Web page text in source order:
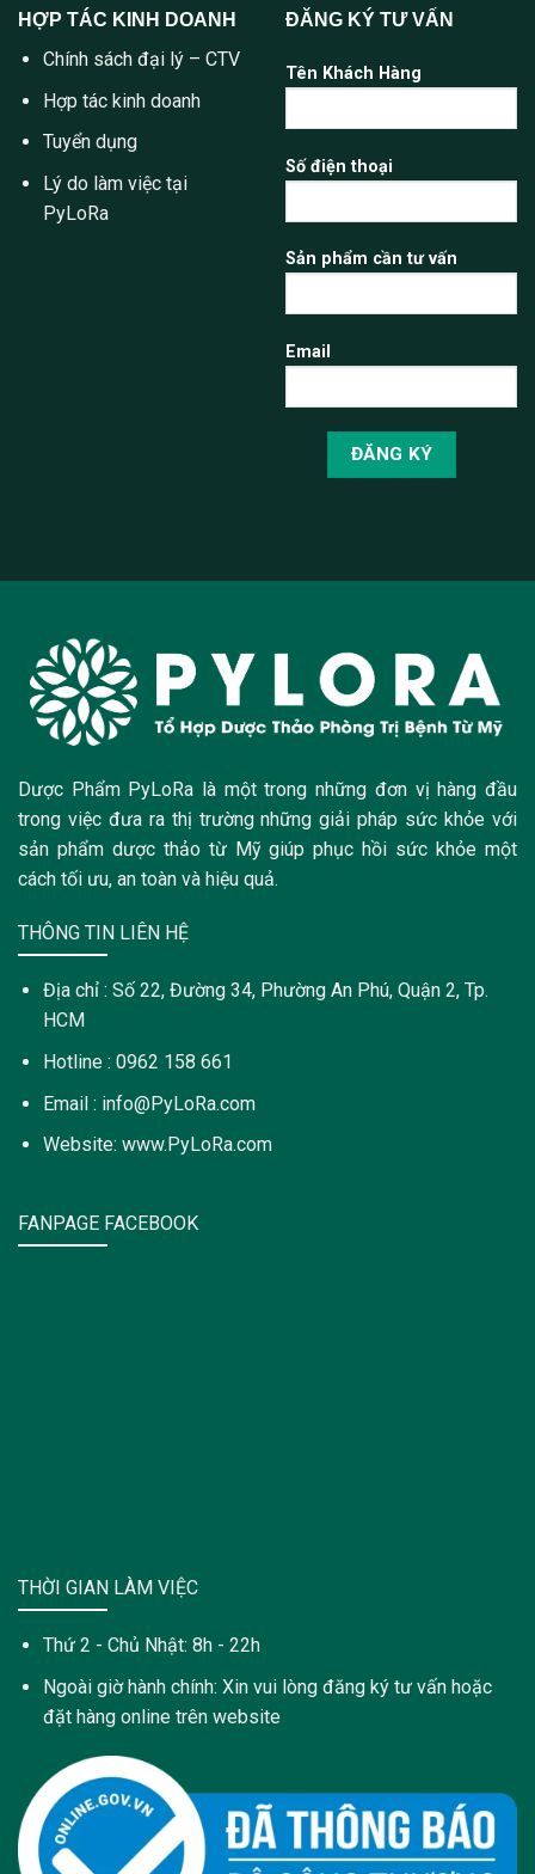
HỢP TÁC KINH DOANH
Chính sách đại lý – CTV
Hợp tác kinh doanh
Tuyển dụng
Lý do làm việc tại
PyLoRa
ĐĂNG KÝ TƯ VẤN
Tên Khách Hàng
Số điện thoại
Sản phẩm cần tư vấn
Email
Dược Phẩm PyLoRa là một trong những đơn vị hàng đầu
trong việc đưa ra thị trường những giải pháp sức khỏe với
sản phẩm dược thảo từ Mỹ giúp phục hồi sức khỏe một
cách tối ưu, an toàn và hiệu quả.
THÔNG TIN LIÊN HỆ
Địa chỉ : Số 22, Đường 34, Phường An Phú, Quận 2, Tp.
HCM
Hotline : 0962 158 661
Email : info@PyLoRa.com
Website: www.PyLoRa.com
FANPAGE FACEBOOK
THỜI GIAN LÀM VIỆC
Thứ 2 - Chủ Nhật: 8h - 22h
Ngoài giờ hành chính: Xin vui lòng đăng ký tư vấn hoặc
đặt hàng online trên website